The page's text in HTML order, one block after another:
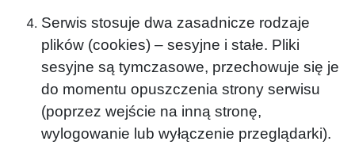
Serwis stosuje dwa zasadnicze rodzaje
plików (cookies) – sesyjne i stałe. Pliki
sesyjne są tymczasowe, przechowuje się je
do momentu opuszczenia strony serwisu
(poprzez wejście na inną stronę,
wylogowanie lub wyłączenie przeglądarki).